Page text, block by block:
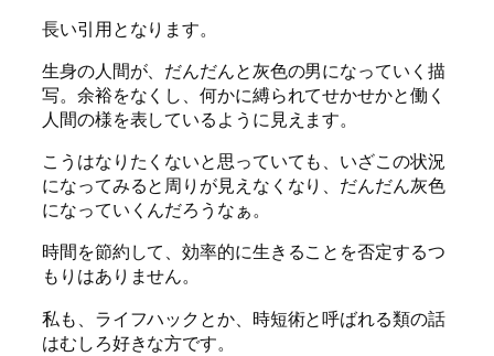
長い引用となります。
生身の人間が、だんだんと灰色の男になっていく描
写。余裕をなくし、何かに縛られてせかせかと働く
人間の様を表しているように見えます。
こうはなりたくないと思っていても、いざこの状況
になってみると周りが見えなくなり、だんだん灰色
になっていくんだろうなぁ。
時間を節約して、効率的に生きることを否定するつ
もりはありません。
私も、ライフハックとか、時短術と呼ばれる類の話
はむしろ好きな方です。